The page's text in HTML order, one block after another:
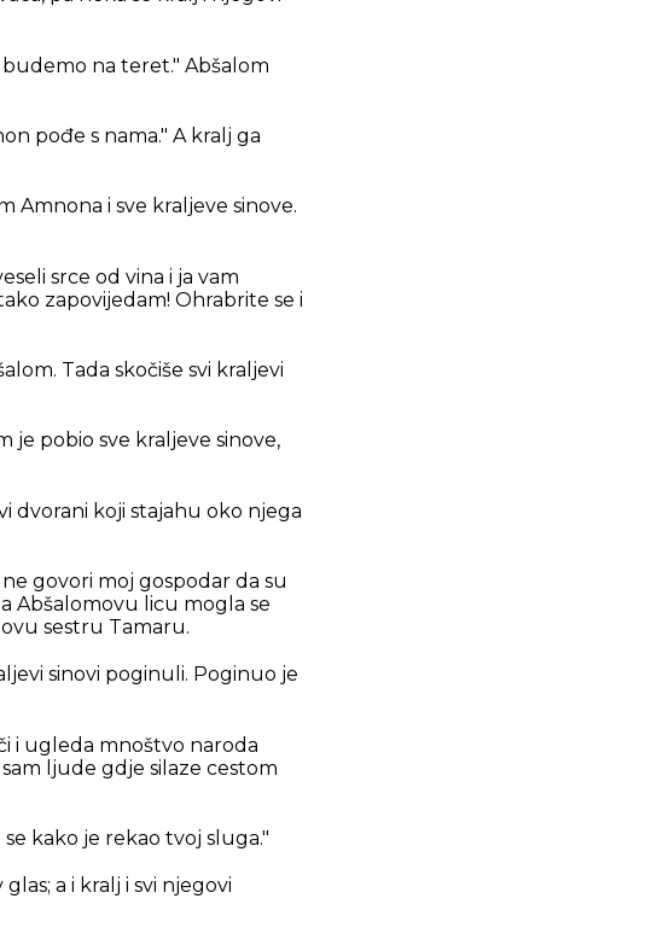
budemo na teret." Abšalom
pođe s nama." A kralj ga
Amnona i sve kraljeve sinove.
srce od vina i ja vam
zapovijedam! Ohrabrite se i
Tada skočiše svi kraljevi
je pobio sve kraljeve sinove,
dvorani koji stajahu oko njega
govori moj gospodar da su
Abšalomovu licu mogla se
sestru Tamaru.
sinovi poginuli. Poginuo je
i ugleda mnoštvo naroda
ljude gdje silaze cestom
kako je rekao tvoj sluga."
a i kralj i svi njegovi